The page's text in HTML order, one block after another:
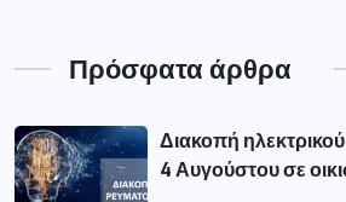
Πρόσφατα άρθρα
Διακοπή
4 Αυγούστου σε